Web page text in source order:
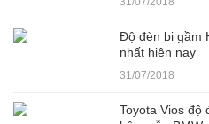
Độ đèn bi gầm
nhất hiện nay
31/07/2018
Toyota Vios độ